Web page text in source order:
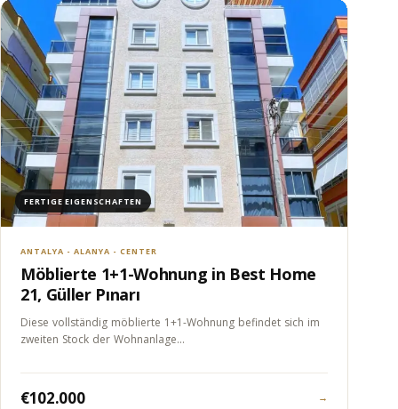
FERTIGE EIGENSCHAFTEN
ANTALYA - ALANYA - CENTER
Möblierte 1+1-Wohnung in Best Home
21, Güller Pınarı
Diese vollständig möblierte 1+1-Wohnung befindet sich im
zweiten Stock der Wohnanlage…
€102.000 →